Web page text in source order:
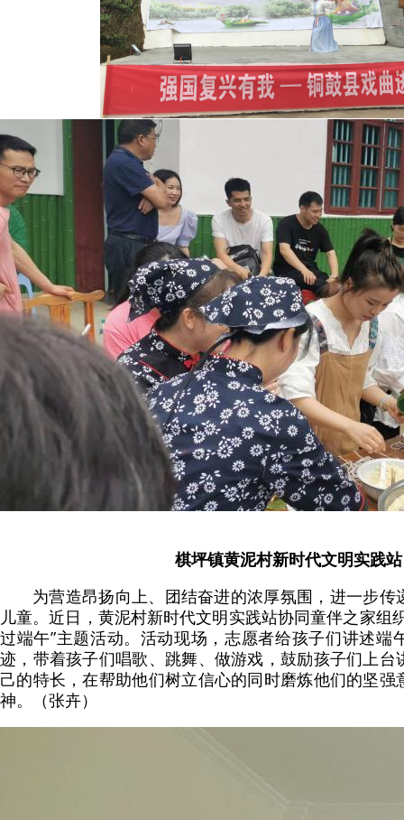
棋坪镇黄泥村新时代文明实践站
为营造昂扬向上、团结奋进的浓厚氛围，进一步传
儿童。近日，黄泥村新时代文明实践站协同童伴之家组
过端午”主题活动。活动现场，志愿者给孩子们讲述端
迹，带着孩子们唱歌、跳舞、做游戏，鼓励孩子们上台
己的特长，在帮助他们树立信心的同时磨炼他们的坚强
神。（张卉）